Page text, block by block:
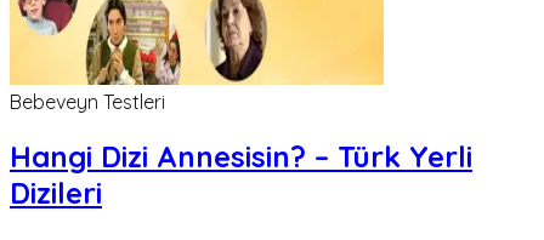
Bebeveyn Testleri
Hangi Dizi Annesisin? – Türk Yerli
Dizileri